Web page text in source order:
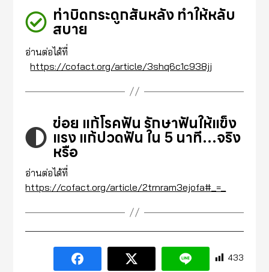
ท่าบิดกระดูกสันหลัง ทำให้หลับ
สบาย
อ่านต่อได้ที่
https://cofact.org/article/3shq6c1c938jj
ข่อย แก้โรคฟัน รักษาฟันให้แข็ง
แรง แก้ปวดฟัน ใน 5 นาที…จริง
หรือ
อ่านต่อได้ที่
https://cofact.org/article/2trnram3ejofa#_=_
433